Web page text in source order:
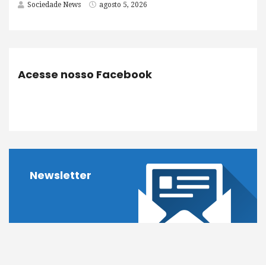
Sociedade News agosto 5, 2026
Acesse nosso Facebook
Newsletter